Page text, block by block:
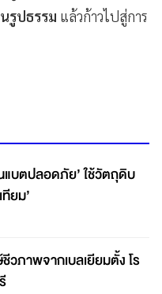
รูปธรรม แล้วก้าวไปสู่การ
แบตปลอดภัย’ ใช้วัตถุดิบ
ยม’
ภาพจากเบลเยียมตั้ง โร